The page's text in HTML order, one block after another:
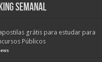
Semanal
grátis para estudar para
Públicos